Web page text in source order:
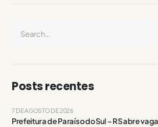
Posts recentes
Prefeitura de Paraíso do Sul – RS abre
7 DE AGOSTO DE 2026